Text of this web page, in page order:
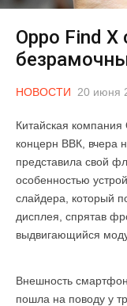
Oppo Find
НОВОСТИ 20 июня
Китайская
концерн ВВК, вчера
представила свой
особенностью
слайдера, который
дисплея, спрятав
выдвигающийся
Внешность
пошла на поводу у